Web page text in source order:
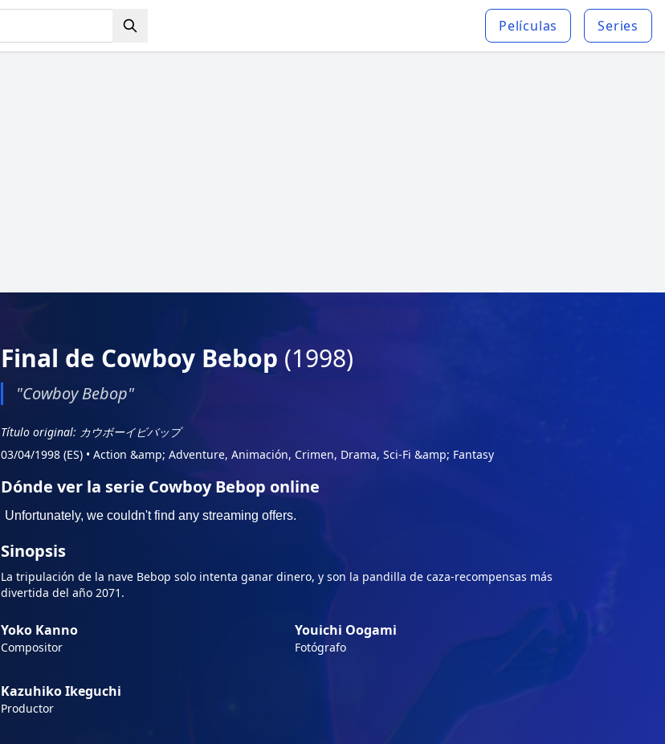
Películas Series
Final de Cowboy Bebop (1998)
"Cowboy Bebop"
Título original: カウボーイビバップ
03/04/1998 (ES) •Action &amp; Adventure, Animación, Crimen, Drama, Sci-Fi &amp; Fantasy
Dónde ver la serie Cowboy Bebop online
Sinopsis
La tripulación de la nave Bebop solo intenta ganar dinero, y son la pandilla de caza-recompensas más
divertida del año 2071.
Yoko Kanno
Compositor
Youichi Oogami
Fotógrafo
Kazuhiko Ikeguchi
Productor